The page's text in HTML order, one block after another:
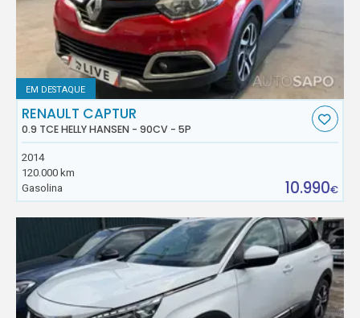
EM DESTAQUE
RENAULT CAPTUR
0.9 TCE HELLY HANSEN - 90CV - 5P
2014
120.000 km
Gasolina
10.990€